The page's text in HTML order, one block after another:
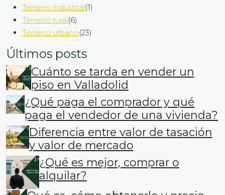
Terreno industrial(1)
Terreno rural(6)
Terreno urbano(23)
Últimos posts
Cuánto se tarda en vender un
piso en Valladolid
¿Qué paga el comprador y qué
paga el vendedor de una vivienda?
Diferencia entre valor de tasación
y valor de mercado
¿Qué es mejor, comprar o
alquilar?